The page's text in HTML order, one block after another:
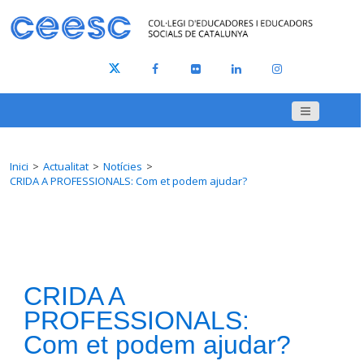
Inici Actualitat
Notícies
CRIDA A PROFESSIONALS: Com et podem ajudar?
CRIDA A
PROFESSIONALS:
Com et podem ajudar?